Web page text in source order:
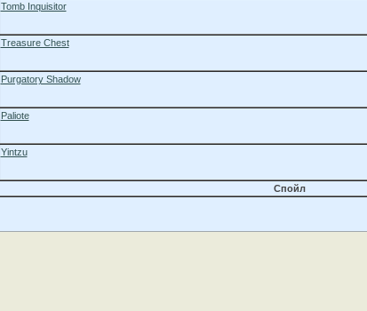
Tomb Inquisitor
Treasure Chest
Purgatory Shadow
Paliote
Yintzu
Спойл